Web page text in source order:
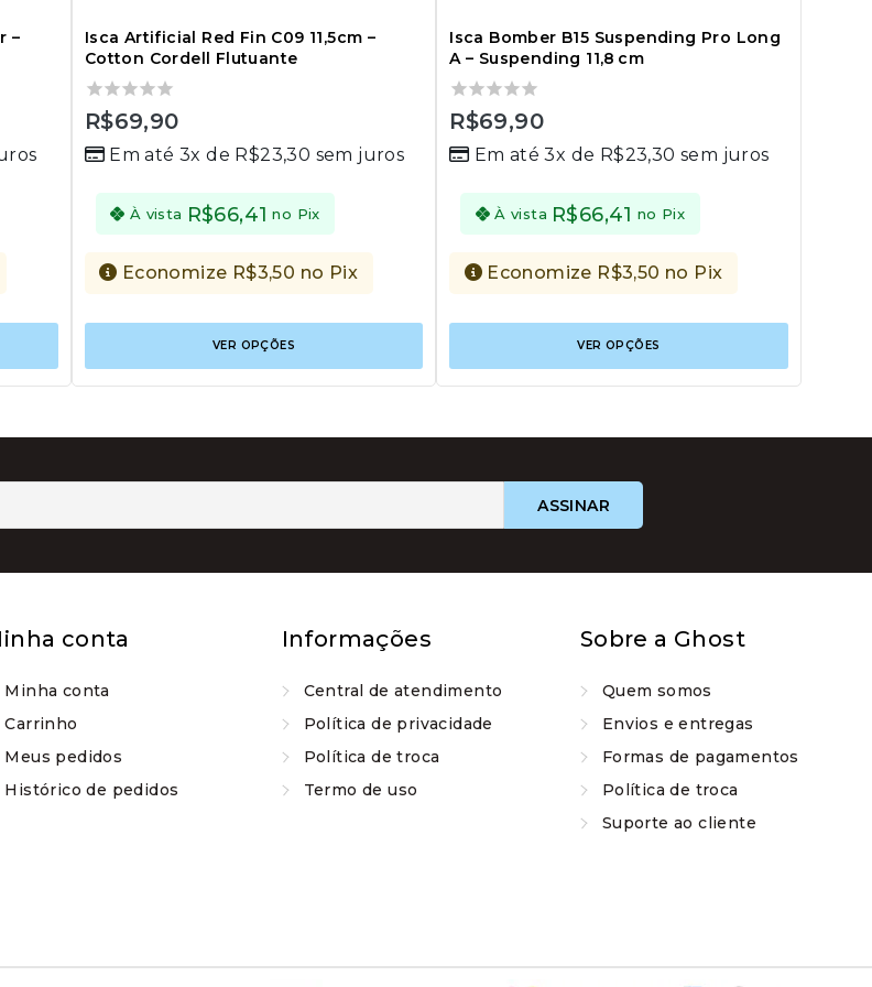
–
Este
tem
várias
na
do
Isca Artificial Red Fin C09 11,5cm –
Cotton Cordell Flutuante
0
of
R$69,90
Em até 3x de R$23,30 sem juros
À vista R$66,41 no Pix
Economize R$3,50 no Pix
VER OPÇÕES
Este
tem
várias
na
do
Isca Bomber B15 Suspending Pro Long
A – Suspending 11,8 cm
0
of
R$69,90
Em até 3x de R$23,30 sem juros
À vista R$66,41 no Pix
Economize R$3,50 no Pix
VER OPÇÕES
Este
tem
várias
do
conta
Minha conta
Carrinho
Meus pedidos
Histórico de pedidos
Informações
Central de atendimento
Política de privacidade
Política de troca
Termo de uso
Sobre a Ghost
Quem somos
Envios e entregas
Formas de pagamentos
Política de troca
Suporte ao cliente